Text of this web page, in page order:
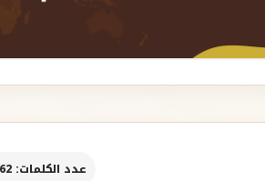
عدد الكلمات: 362